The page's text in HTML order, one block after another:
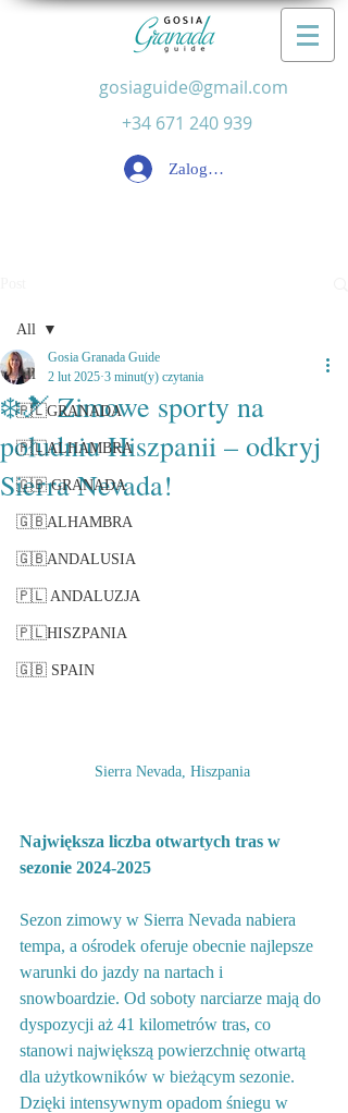
gosiaguide@gmail.com
+34 671 240 939
Zaloguj się
All
🇵🇱GRANADA
🇵🇱ALHAMBRA
🇬🇧 GRANADA
🇬🇧ALHAMBRA
🇬🇧ANDALUSIA
🇵🇱 ANDALUZJA
🇵🇱HISZPANIA
🇬🇧 SPAIN
All
❄️🎿 Zimowe sporty na
południu Hiszpanii – odkryj
Sierra Nevada!
Gosia Granada Guide
2 lut 2025 3 minut(y) czytania
Sierra Nevada, Hiszpania
Największa liczba otwartych tras w
sezonie 2024-2025
Sezon zimowy w Sierra Nevada nabiera
tempa, a ośrodek oferuje obecnie najlepsze
warunki do jazdy na nartach i
snowboardzie. Od soboty narciarze mają do
dyspozycji aż 41 kilometrów tras, co
stanowi największą powierzchnię otwartą
dla użytkowników w bieżącym sezonie.
Dzięki intensywnym opadom śniegu w